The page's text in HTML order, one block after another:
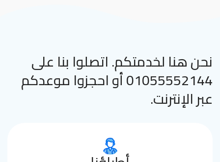
نحن هنا لخدمتكم. اتصلوا بنا على
01055552144 أو احجزوا موعدكم
عبر الإنترنت.